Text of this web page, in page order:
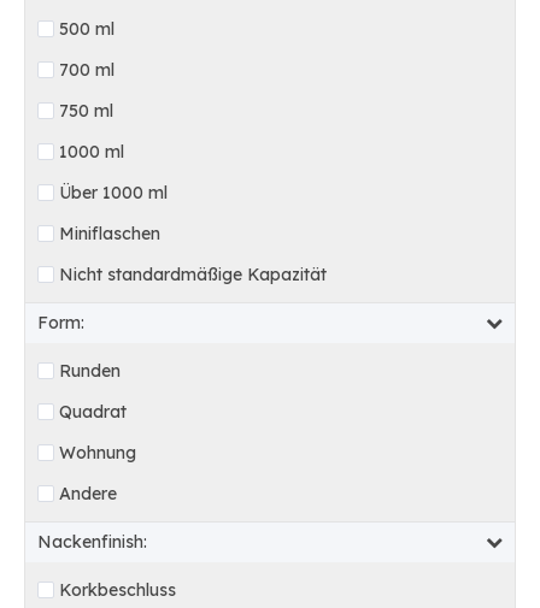
500 ml
700 ml
750 ml
1000 ml
Über 1000 ml
Miniflaschen
Nicht standardmäßige Kapazität
Form:
Runden
Quadrat
Wohnung
Andere
Nackenfinish:
Korkbeschluss